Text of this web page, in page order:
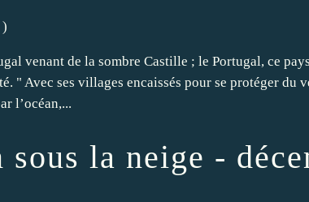
)
venant de la sombre Castille ; le Portugal, ce
" Avec ses villages encaissés pour se protéger du
l’océan,...
sous la neige -